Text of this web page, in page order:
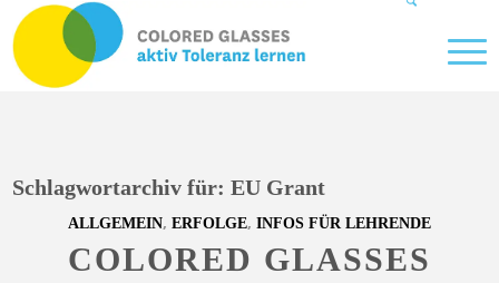
Schlagwortarchiv für:EU Grant
ALLGEMEIN, ERFOLGE, INFOS FÜR LEHRENDE
COLORED GLASSES